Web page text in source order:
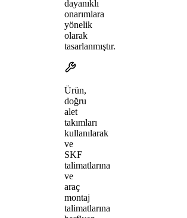
dayanıklı
onarımlara
yönelik
olarak
tasarlanmıştır.
Ürün,
doğru
alet
takımları
kullanılarak
ve
SKF
talimatlarına
ve
araç
montaj
talimatlarına